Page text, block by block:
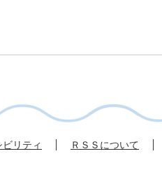
リティ ＲＳＳについて